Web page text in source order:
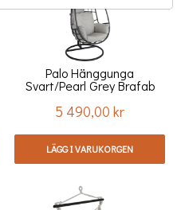
Palo Hänggunga
Svart/pearl Grey Brafab
Pris
5 490,00 kr
LÄGG I VARUKORGEN